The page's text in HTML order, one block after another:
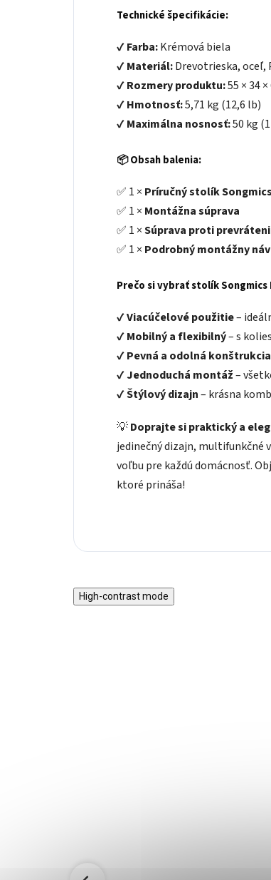
Technické špecifikácie:
✔Farba:Krémová biela
✔Materiál:Drevotrieska,
✔Rozmery produktu:55 × 34
✔Hmotnosť:5,71 kg (12,6 lb)
✔Maximálna nosnosť:50 kg
📦 Obsah balenia:
✅ 1 × Príručný stolík Songmics
✅ 1 × Montážna súprava
✅ 1 ×Súprava proti
✅ 1 × Podrobný montážny
Prečo si vybrať stolík Songmics
✔Viacúčelové použitie–
✔Mobilný a flexibilný– s
✔Pevná a odolná konštrukcia
✔Jednoduchá montáž–
✔Štýlový dizajn– krásna
💡Doprajte si praktický a
jedinečný dizajn, multifunkčné
voľbu pre každú domácnosť.
ktoré prináša!
High-contrast mode